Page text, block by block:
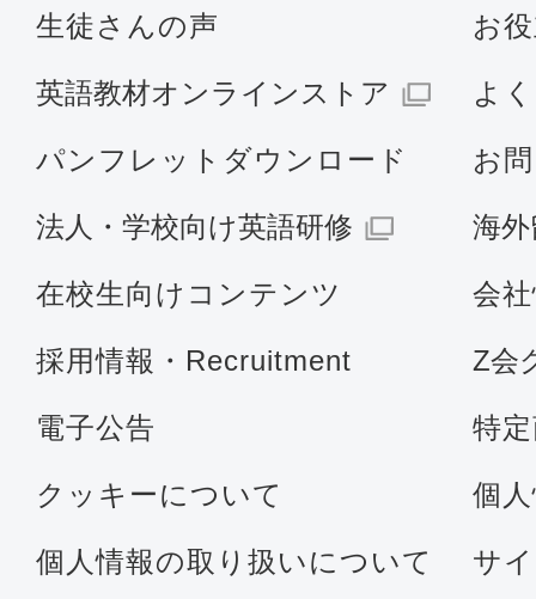
生徒さんの声 お
英語教材オンラインストア よ
パンフレットダウンロード お
法人・学校向け英語研修 海
在校生向けコンテンツ 会
採用情報・Recruitment Z会
電子公告 特
クッキーについて 個
個人情報の取り扱いについて サ